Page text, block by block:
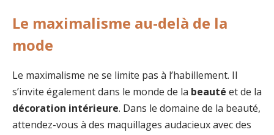
Le maximalisme au-delà de la
mode
Le maximalisme ne se limite pas à l’habillement. Il
s’invite également dans le monde de la beauté et de la
décoration intérieure. Dans le domaine de la beauté,
attendez-vous à des maquillages audacieux avec des